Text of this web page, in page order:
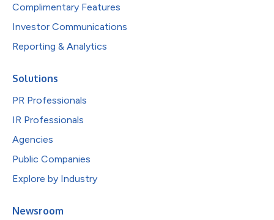
Complimentary Features
Investor Communications
Reporting & Analytics
Solutions
PR Professionals
IR Professionals
Agencies
Public Companies
Explore by Industry
Newsroom